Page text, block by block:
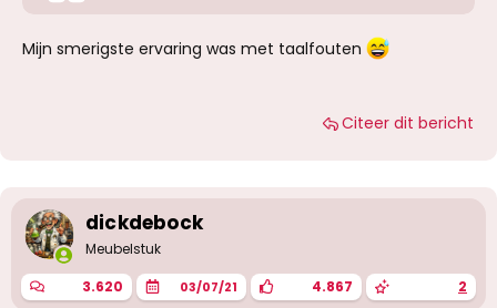
Mijn smerigste ervaring was met taalfouten
Citeer dit bericht
dickdebock
Meubelstuk
3.620 03/07/21 4.867 2